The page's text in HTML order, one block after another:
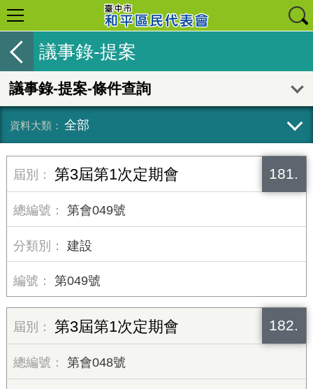
議事錄-提案
議事錄-提案-條件查詢
全部
181.
第3屆第1次定期會
第會049號
建設
第049號
182.
第3屆第1次定期會
第會048號